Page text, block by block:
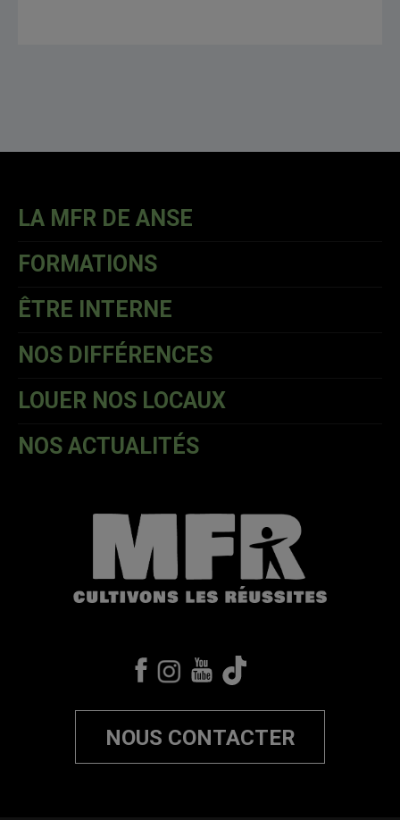
LA MFR DE ANSE
FORMATIONS
ÊTRE INTERNE
NOS DIFFÉRENCES
LOUER NOS LOCAUX
NOS ACTUALITÉS
NOUS CONTACTER